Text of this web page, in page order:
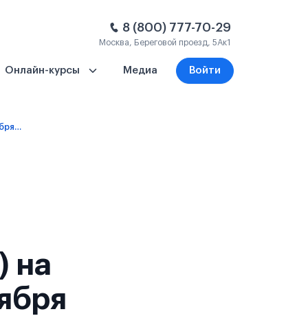
8 (800) 777-70-29
Москва, Береговой проезд, 5Ак1
Онлайн-курсы Медиа Войти
1 год – платное обучение (языковые) - 8 сентября 2027
на